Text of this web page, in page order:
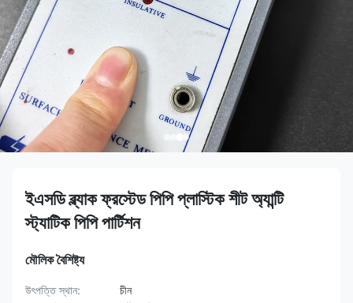
ইএসডি ব্ল্যাক ফ্রস্টেড পিপি প্লাস্টিক শীট অ্যান্টি
স্ট্যাটিক পিপি পার্টিশন
মৌলিক বৈশিষ্ট্য
উৎপত্তি স্থান:
চীন